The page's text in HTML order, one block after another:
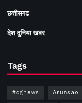
छत्तीसगढ
देश दुनिया खबर
Tags
#cgnews Arunsao